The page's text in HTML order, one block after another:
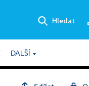
Hledat
DALŠÍ